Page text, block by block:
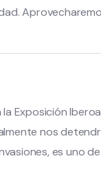
Exposición
nos
es uno